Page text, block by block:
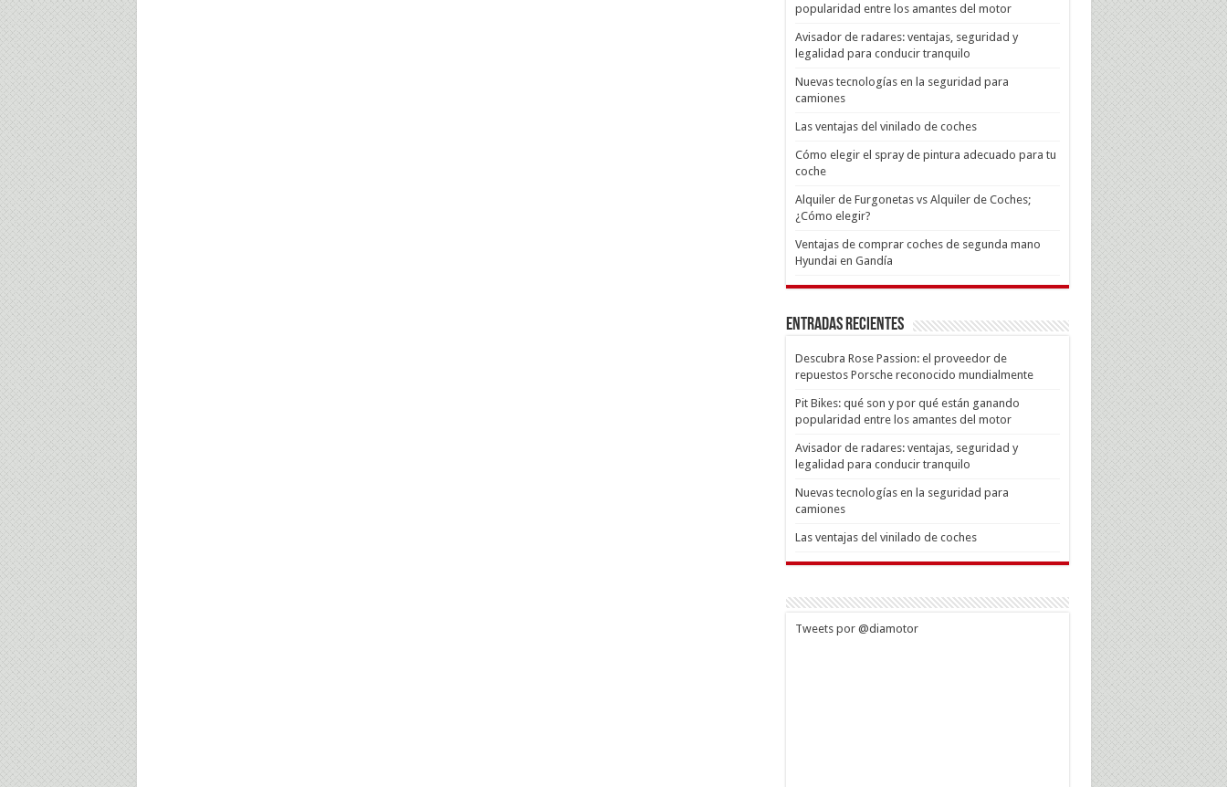
popularidad entre los amantes del motor
Avisador de radares: ventajas, seguridad y
legalidad para conducir tranquilo
Nuevas tecnologías en la seguridad para
camiones
Las ventajas del vinilado de coches
Cómo elegir el spray de pintura adecuado para tu
coche
Alquiler de Furgonetas vs Alquiler de Coches;
¿Cómo elegir?
Ventajas de comprar coches de segunda mano
Hyundai en Gandía
Entradas recientes
Descubra Rose Passion: el proveedor de
repuestos Porsche reconocido mundialmente
Pit Bikes: qué son y por qué están ganando
popularidad entre los amantes del motor
Avisador de radares: ventajas, seguridad y
legalidad para conducir tranquilo
Nuevas tecnologías en la seguridad para
camiones
Las ventajas del vinilado de coches
Tweets por @diamotor